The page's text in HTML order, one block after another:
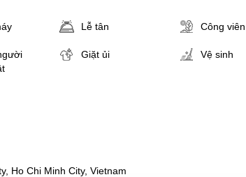
Lễ tân Công viên
Giặt ủi Vệ sinh
Ho Chi Minh City, Vietnam